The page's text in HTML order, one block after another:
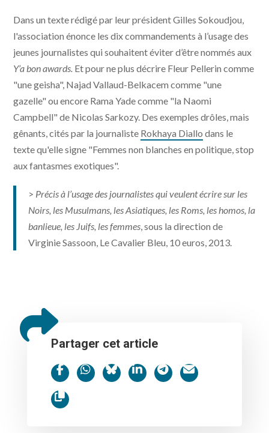
Dans un texte rédigé par leur président Gilles Sokoudjou,
l'association énonce les dix commandements à l’usage des
jeunes journalistes qui souhaitent éviter d’être nommés aux
Y’a bon awards. Et pour ne plus décrire Fleur Pellerin comme
"une geisha", Najad Vallaud-Belkacem comme "une
gazelle" ou encore Rama Yade comme "la Naomi
Campbell" de Nicolas Sarkozy. Des exemples drôles, mais
gênants, cités par la journaliste Rokhaya Diallo dans le
texte qu'elle signe "Femmes non blanches en politique, stop
aux fantasmes exotiques".
> Précis à l’usage des journalistes qui veulent écrire sur les
Noirs, les Musulmans, les Asiatiques, les Roms, les homos, la
banlieue, les Juifs, les femmes , sous la direction de
Virginie Sassoon, Le Cavalier Bleu, 10 euros, 2013.
Partager cet article